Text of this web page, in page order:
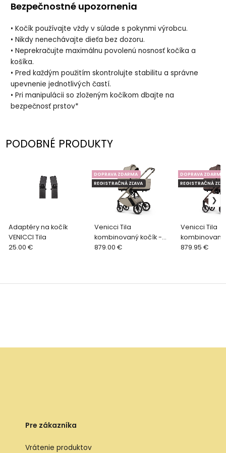
Bezpečnostné upozornenia
• Kočík používajte vždy v súlade s pokynmi výrobcu.
• Nikdy nenechávajte dieťa bez dozoru.
• Neprekračujte maximálnu povolenú nosnosť kočíka a
košíka.
• Pred každým použitím skontrolujte stabilitu a správne
upevnenie jednotlivých častí.
• Pri manipulácii so zloženým kočíkom dbajte na
bezpečnosť prstov*
PODOBNÉ PRODUKTY
Adaptéry na kočík
VENICCI Tila
25.00 €
Venicci Tila
kombinovaný kočík -
LATE
DOPRAVA ZDARMA
REGISTRAČNÁ ZĽAVA
879.00 €
Venicci Tila
NOCE
DOPRAVA ZDARMA
REGISTRAČNÁ
879.95 €
Pre zákazníka
Vrátenie produktov